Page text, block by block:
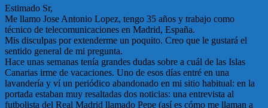
Estimado Sr,
Me llamo Jose Antonio Lopez, tengo 35 años y trabajo como
técnico de telecomunicaciones en Madrid, España.
Mis disculpas por extenderme un poquito. Creo que le gustará el
sentido general de mi pregunta.
Hace unas semanas tenía grandes dudas sobre a cuál de las Islas
Canarias irme de vacaciones. Uno de esos días entré en una
lavandería y ví un periódico abandonado en mi sitio habitual: en la
portada estaban muy resaltadas dos noticias: una entrevista al
futbolista del Real Madrid llamado Pepe (así es cómo me llaman a